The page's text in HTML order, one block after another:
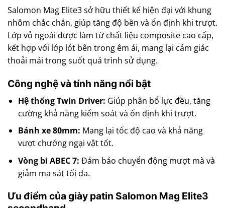
Salomon Mag Elite3 sở hữu thiết kế hiện đại với khung
nhôm chắc chắn, giúp tăng độ bền và ổn định khi trượt.
Lớp vỏ ngoài được làm từ chất liệu composite cao cấp,
kết hợp với lớp lót bên trong êm ái, mang lại cảm giác
thoải mái trong suốt quá trình sử dụng.
Công nghệ và tính năng nổi bật
Hệ thống Twin Driver: Giúp phân bổ lực đều, tăng
cường khả năng kiểm soát và ổn định khi trượt.
Bánh xe 80mm: Mang lại tốc độ cao và khả năng
vượt chướng ngại vật tốt.
Vòng bi ABEC 7: Đảm bảo chuyển động mượt mà và
giảm ma sát tối đa.
Ưu điểm của giày patin Salomon Mag Elite3